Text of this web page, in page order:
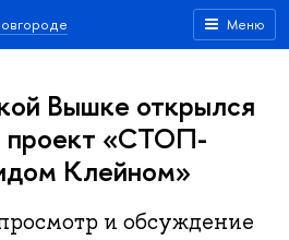
Меню
Вышке открылся
проект «СТОП-
Клейном»
и обсуждение